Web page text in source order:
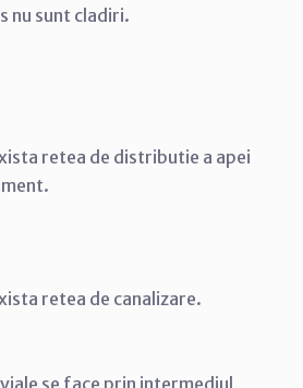
nu sunt cladiri.
retea de distributie a apei
retea de canalizare.
se face prin intermediul